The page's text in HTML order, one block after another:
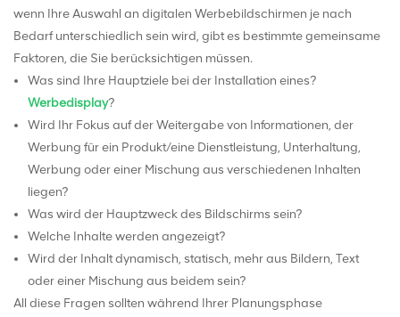
wenn Ihre Auswahl an digitalen Werbebildschirmen je nach
Bedarf unterschiedlich sein wird, gibt es bestimmte gemeinsame
Faktoren, die Sie berücksichtigen müssen.
Was sind Ihre Hauptziele bei der Installation eines?
Werbedisplay?
Wird Ihr Fokus auf der Weitergabe von Informationen, der
Werbung für ein Produkt/eine Dienstleistung, Unterhaltung,
Werbung oder einer Mischung aus verschiedenen Inhalten
liegen?
Was wird der Hauptzweck des Bildschirms sein?
Welche Inhalte werden angezeigt?
Wird der Inhalt dynamisch, statisch, mehr aus Bildern, Text
oder einer Mischung aus beidem sein?
All diese Fragen sollten während Ihrer Planungsphase